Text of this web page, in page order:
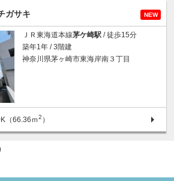
ガサキ NEW
ＪＲ東海道本線茅ケ崎駅 / 徒歩15分
築年1年 / 3階建
神奈川県茅ヶ崎市東海岸南３丁目
（66.36ｍ2 ）